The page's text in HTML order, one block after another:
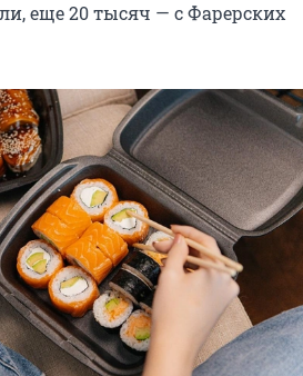
еще 20 тысяч — с Фарерских